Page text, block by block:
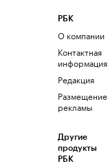
РБК
О компании
Контактная
информация
Редакция
Размещение
рекламы
Другие
продукты
РБК